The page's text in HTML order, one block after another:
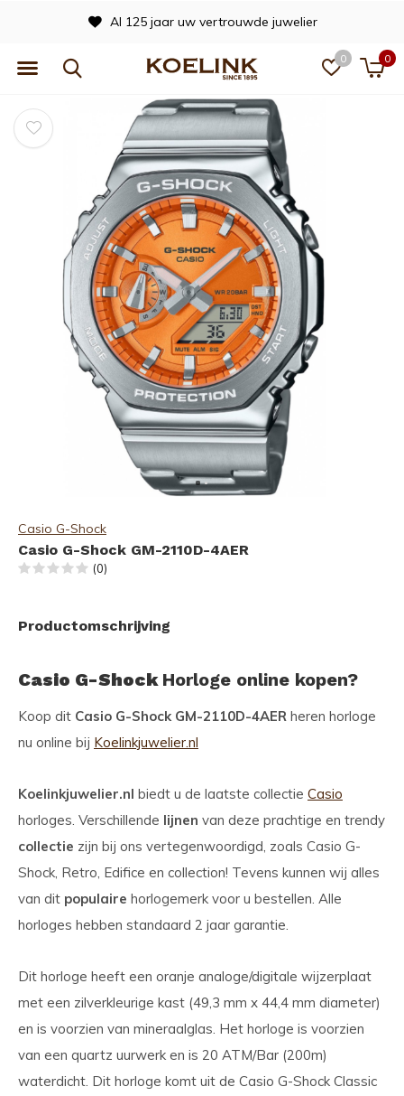
0 0
Officieel dealer van vele merken
Casio G-Shock
Casio G-Shock GM-2110D-4AER
(0)
Productomschrijving
Casio G-Shock Horloge online kopen?
Koop dit Casio G-Shock GM-2110D-4AER heren horloge
nu online bij Koelinkjuwelier.nl
Koelinkjuwelier.nl biedt u de laatste collectie Casio
horloges. Verschillende lijnen van deze prachtige en trendy
collectie zijn bij ons vertegenwoordigd, zoals Casio G-
Shock, Retro, Edifice en collection! Tevens kunnen wij alles
van dit populaire horlogemerk voor u bestellen. Alle
horloges hebben standaard 2 jaar garantie.
Dit horloge heeft een oranje analoge/digitale wijzerplaat
met een zilverkleurige kast (49,3 mm x 44,4 mm diameter)
en is voorzien van mineraalglas. Het horloge is voorzien
van een quartz uurwerk en is 20 ATM/Bar (200m)
waterdicht. Dit horloge komt uit de Casio G-Shock Classic